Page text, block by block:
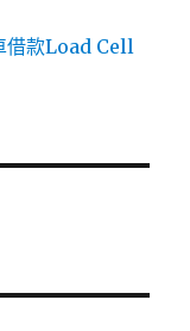
借款Load Cell